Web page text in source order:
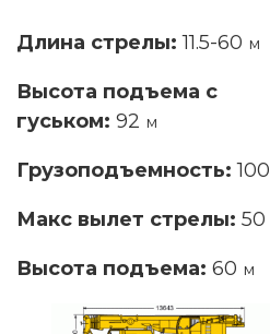
Длина стрелы: 11.5-60 м
Высота подъема с
гуськом: 92 м
Грузоподъемность: 100
Макс вылет стрелы: 50
Высота подъема: 60 м